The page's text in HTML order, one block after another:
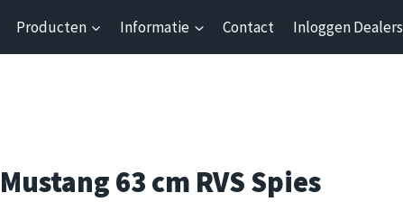
Producten Informatie Contact Inloggen Dealers
Mustang 63 cm RVS Spies